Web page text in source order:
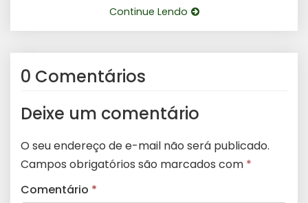
Continue Lendo
0 Comentários
Deixe um comentário
O seu endereço de e-mail não será publicado.
Campos obrigatórios são marcados com *
Comentário *